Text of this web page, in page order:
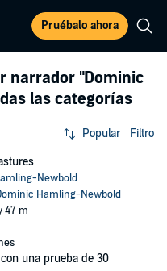
Pruébalo ahora
narrador "Dominic
las categorías
Popular Filtro
Newbold
Hamling-Newbold
47 m
una prueba de 30